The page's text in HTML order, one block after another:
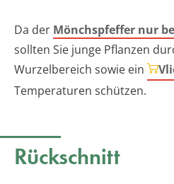
Da der Mönchspfeffer nur
sollten Sie junge Pflanzen
Wurzelbereich sowie ein
Temperaturen schützen.
Rückschnitt